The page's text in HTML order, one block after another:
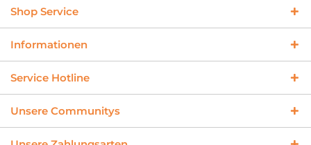
Shop Service
Informationen
Service Hotline
Unsere Communitys